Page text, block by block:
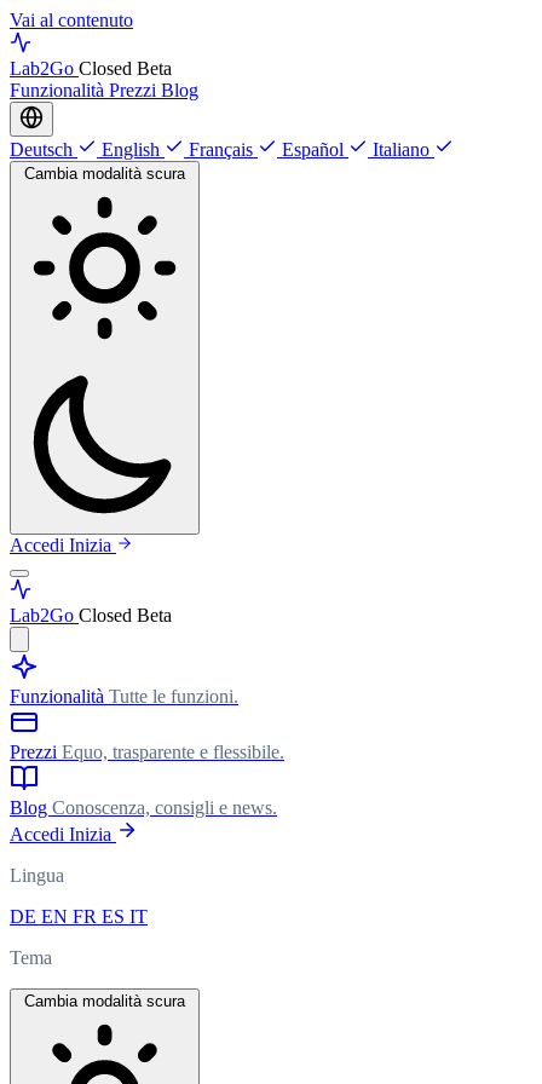
Vai al contenuto
Lab2Go Closed Beta
Funzionalità Prezzi Blog
Deutsch English Français Español Italiano
Cambia modalità scura
Accedi Inizia
Lab2Go Closed Beta
Funzionalità Tutte le funzioni.
Prezzi Equo, trasparente e flessibile.
Blog Conoscenza, consigli e news.
Accedi Inizia
Lingua
DE EN FR ES IT
Tema
Cambia modalità scura